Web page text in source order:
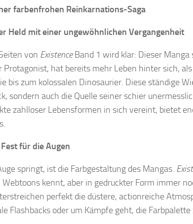
farbenfrohen Reinkarnations-Saga
Held mit einer ungewöhnlichen Vergangenheit
von ExistenceBand 1 wird klar: Dieser Manga
Protagonist, hat bereits mehr Leben hinter sich,
bis zum kolossalen Dinosaurier. Diese ständige
sondern auch die Quelle seiner schier
zahlloser Lebensformen in sich vereint, bietet
für die Augen
springt, ist die Farbgestaltung des Mangas.
kennt, aber in gedruckter Form immer
perfekt die düstere, actionreiche
Flashbacks oder um Kämpfe geht, die